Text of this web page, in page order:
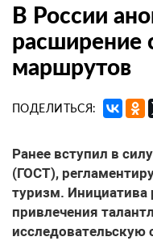
В России
расширение
маршрутов
ПОДЕЛИТЬСЯ:
Ранее вступил в
(ГОСТ),
туризм. Инициатива
привлечения